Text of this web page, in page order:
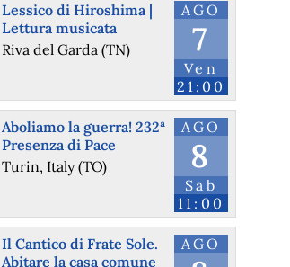
AGO
7
Ven
21:00
Lessico di Hiroshima |
Lettura musicata
Riva del Garda (TN)
AGO
8
Sab
11:00
Aboliamo la guerra! 232ª
Presenza di Pace
Turin, Italy (TO)
AGO
Il Cantico di Frate Sole.
Abitare la casa comune